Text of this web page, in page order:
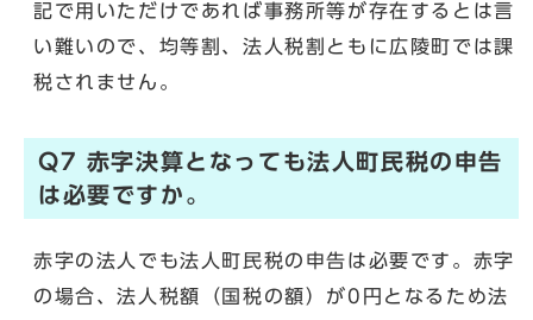
記で用いただけであれば事務所等が存在するとは言
い難いので、均等割、法人税割ともに広陵町では課
税されません。
Q7 赤字決算となっても法人町民税の申告
は必要ですか。
赤字の法人でも法人町民税の申告は必要です。赤字
の場合、法人税額（国税の額）が0円となるため法